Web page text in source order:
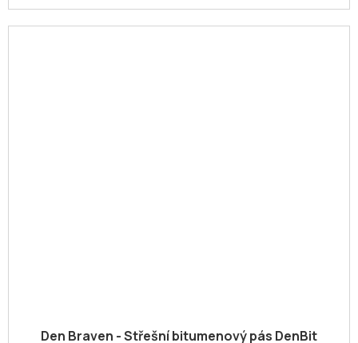
Den Braven - Střešní bitumenový pás DenBit